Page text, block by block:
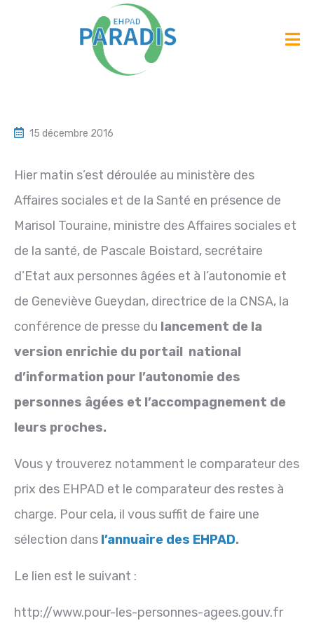
15 décembre 2016
Hier matin s’est déroulée au ministère des
Affaires sociales et de la Santé en présence de
Marisol Touraine, ministre des Affaires sociales et
de la santé, de Pascale Boistard, secrétaire
d’Etat aux personnes âgées et à l’autonomie et
de Geneviève Gueydan, directrice de la CNSA, la
conférence de presse du lancement de la
version enrichie du portail national
d’information pour l’autonomie des
personnes âgées et l’accompagnement de
leurs proches.
Vous y trouverez notamment le comparateur des
prix des EHPAD et le comparateur des restes à
charge. Pour cela, il vous suffit de faire une
sélection dans l’annuaire des EHPAD.
Le lien est le suivant :
http://www.pour-les-personnes-agees.gouv.fr